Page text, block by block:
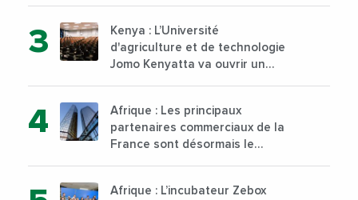
Kenya : L’Université
d'agriculture et de technologie
Jomo Kenyatta va ouvrir un
sur son campus de Karen à
Nairobi dès janvier 2023
Afrique : Les principaux
partenaires commerciaux de la
France sont désormais le
Afrique : L’incubateur Zebox